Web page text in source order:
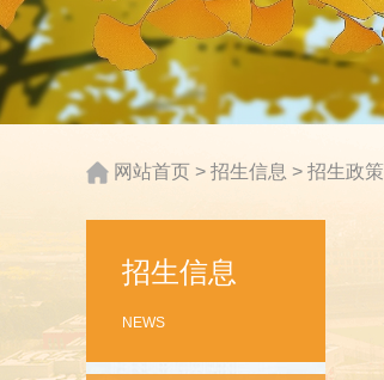
网站首页 > 招生信息 > 招生政策
招生信息
NEWS